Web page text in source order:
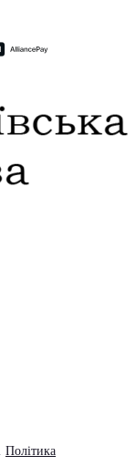
Політика